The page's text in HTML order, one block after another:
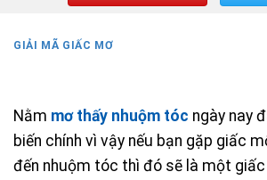
GIẢI MÃ GIẤC MƠ
Nằm mơ thấy nhuộm tóc ngày nay
biến chính vì vậy nếu bạn gặp giấc
đến nhuộm tóc thì đó sẽ là một